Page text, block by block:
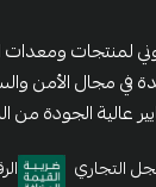
لمنتجات
في مجال الأمن
عالية الجودة من
التجاري